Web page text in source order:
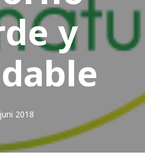
y
2018